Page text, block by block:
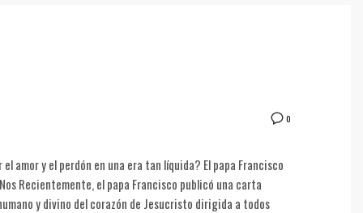
0
amor y el perdón en una era tan líquida? El papa Francisco
Recientemente, el papa Francisco publicó una carta
y divino del corazón de Jesucristo dirigida a todos